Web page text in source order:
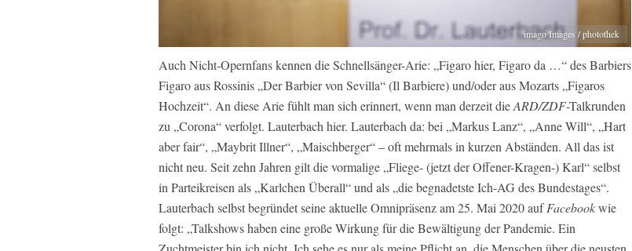
imago Images / photothek
Auch Nicht-Opernfans kennen die Schnellsänger-Arie: „Figaro hier, Figaro da …“ des Barbiers
Figaro aus Rossinis „Der Barbier von Sevilla“ (Il Barbiere) und/oder aus Mozarts „Figaros
Hochzeit“. An diese Arie fühlt man sich erinnert, wenn man derzeit dieARD/ZDF-Talkrunden
zu „Corona“ verfolgt. Lauterbach hier. Lauterbach da: bei „Markus Lanz“, „Anne Will“, „Hart
aber fair“, „Maybrit Illner“, „Maischberger“ – oft mehrmals in kurzen Abständen. All das ist
nicht neu. Seit zehn Jahren gilt die vormalige „Fliege- (jetzt der Offener-Kragen-) Karl“ selbst
in Parteikreisen als „Karlchen Überall“ und als „die begnadetste Ich-AG des Bundestages“.
Lauterbach selbst begründet seine aktuelle Omnipräsenz am 25. Mai 2020 aufFacebookwie
folgt: „Talkshows haben eine große Wirkung für die Bewältigung der Pandemie. Ein